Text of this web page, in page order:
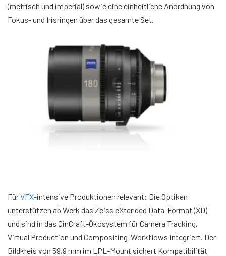
(metrisch und imperial) sowie eine einheitliche Anordnung von
Fokus- und Irisringen über das gesamte Set.
FürVFX-intensive Produktionen relevant: Die Optiken
unterstützen ab Werk das Zeiss eXtended Data-Format (XD)
und sind in das CinCraft-Ökosystem für Camera Tracking,
Virtual Production und Compositing-Workflows integriert. Der
Bildkreis von 59,9 mm im LPL-Mount sichert Kompatibilität